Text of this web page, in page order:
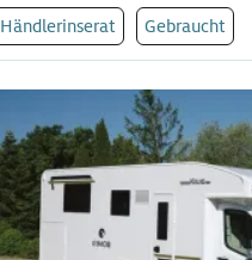
Händlerinserat Gebraucht